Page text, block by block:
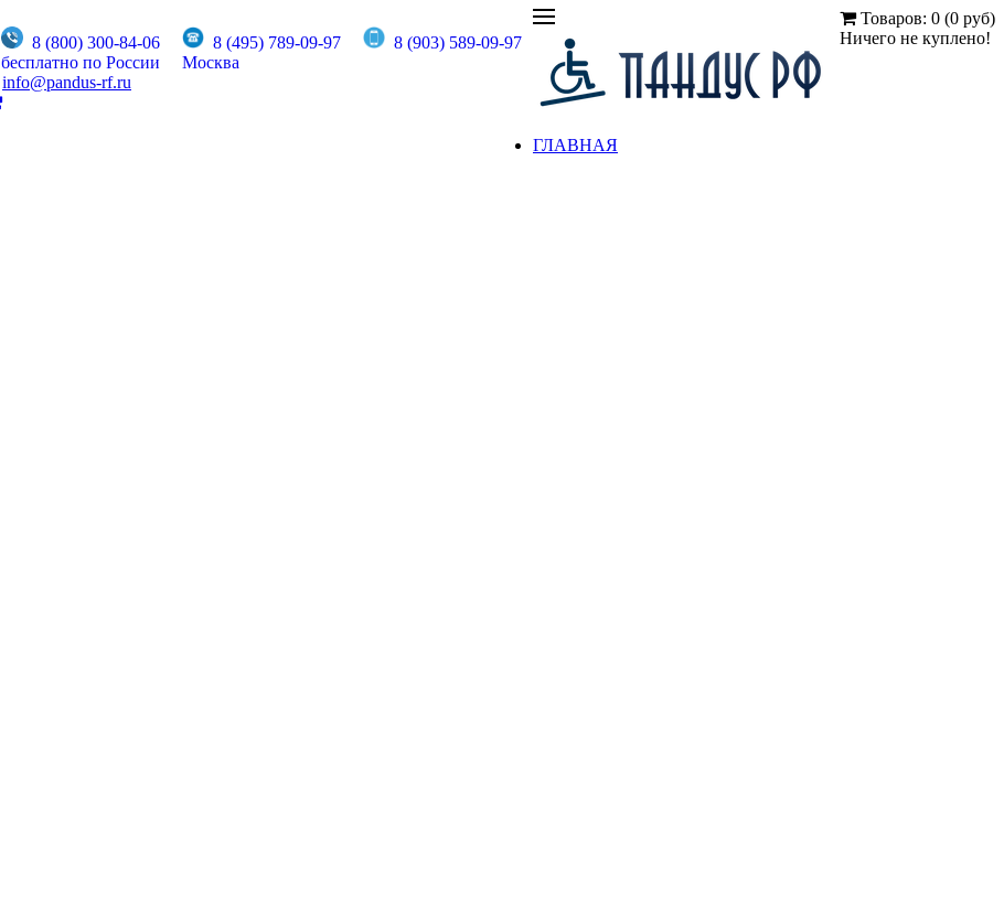
8 (800) 300-84-06
бесплатно по России
8 (495) 789-09-97
Москва
8 (903) 589-09-97
info@pandus-rf.ru
Товаров: 0 (0 руб)
Ничего не куплено!
ГЛАВНАЯ